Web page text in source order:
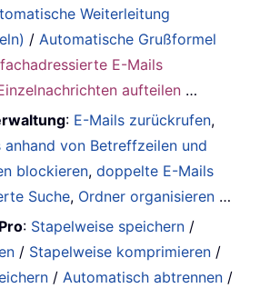
Weiterleitung
/Automatische Grußformel
E-Mails
aufteilen …
: E-Mails zurückrufen,
anhand von Betreffzeilen und
blockieren,doppelte E-Mails
Suche, Ordner organisieren …
: Stapelweise speichern /
/ Stapelweise komprimieren /
/Automatisch abtrennen /